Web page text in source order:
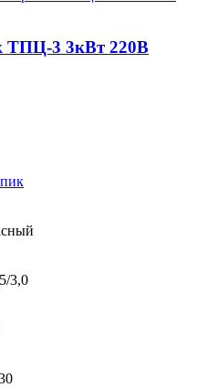
ТПЦ-3 3кВт 220В
3,0